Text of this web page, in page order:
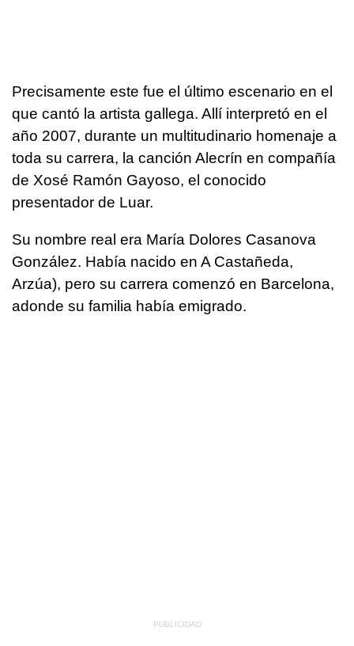
Precisamente este fue el último escenario en el
que cantó la artista gallega. Allí interpretó en el
año 2007, durante un multitudinario homenaje a
toda su carrera, la canción Alecrín en compañía
de Xosé Ramón Gayoso, el conocido
presentador de Luar.
Su nombre real era María Dolores Casanova
González. Había nacido en A Castañeda,
Arzúa), pero su carrera comenzó en Barcelona,
adonde su familia había emigrado.